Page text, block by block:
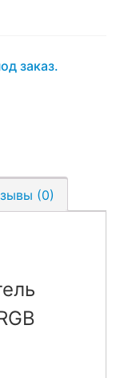
заказ.
(0)